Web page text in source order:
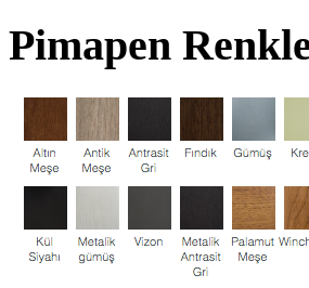
Pimapen